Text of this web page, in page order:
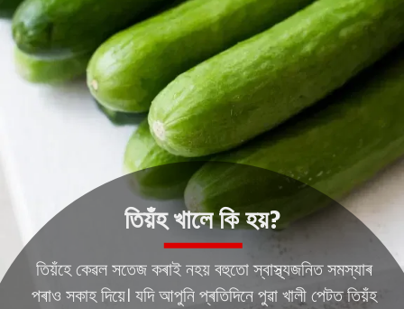
তিয়ঁহে কেৱল সতেজ কৰাই নহয় বহুতো স্বাস্থ্যজনিত সমস্যাৰ
পৰাও সকাহ দিয়ে। যদি আপুনি প্ৰতিদিনে পুৱা খালী পেটত তিয়ঁহ
তিয়ঁহ খালে কি হয়?